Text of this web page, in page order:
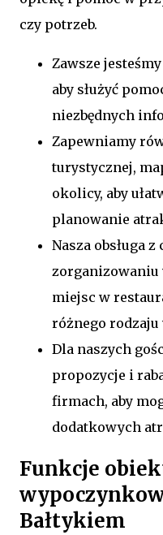
czy potrzeb.
Zawsze
aby służyć
niezbędnych
Zapewniamy
turystycznej,
okolicy, aby
planowanie
Nasza obsługa
zorganizowaniu
miejsc w
różnego rodzaju
Dla naszych
propozycje i
firmach, aby
dodatkowych
Funkcje
Bałtykiem